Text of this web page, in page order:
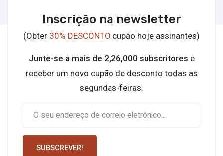
Inscrição na newsletter
(Obter 30% DESCONTO cupão hoje assinantes)
Junte-se a mais de 2,26,000 subscritores e
receber um novo cupão de desconto todas as
segundas-feiras.
SUBSCREVER!